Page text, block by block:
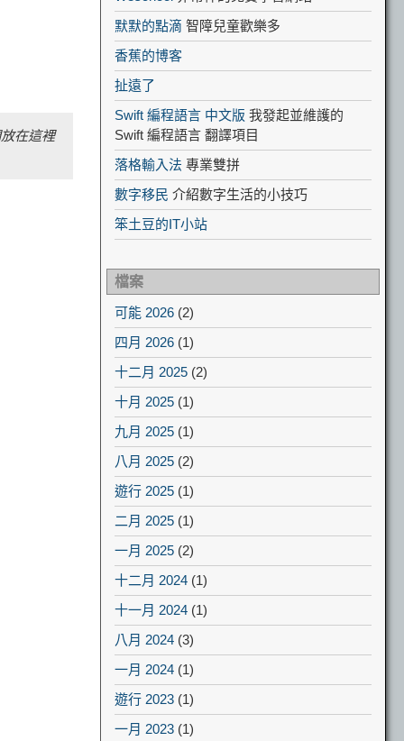
在這裡
默默的點滴 智障兒童歡樂多
香蕉的博客
扯遠了
Swift 編程語言 中文版 我發起並維護的
Swift 編程語言 翻譯項目
落格輸入法 專業雙拼
數字移民 介紹數字生活的小技巧
笨土豆的IT小站
檔案
可能 2026 (2)
四月 2026 (1)
十二月 2025 (2)
十月 2025 (1)
九月 2025 (1)
八月 2025 (2)
遊行 2025 (1)
二月 2025 (1)
一月 2025 (2)
十二月 2024 (1)
十一月 2024 (1)
八月 2024 (3)
一月 2024 (1)
遊行 2023 (1)
一月 2023 (1)